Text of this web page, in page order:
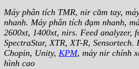
Máy phân tích TMR, nir cầm tay,
nhanh. Máy phân tích đạm nhanh,
2600xt, 1400xt, nirs. Feed analyzer,
SpectraStar, XTR, XT-R, Sensortech.
Chopin, Unity, KPM, máy nir chính
hình cao